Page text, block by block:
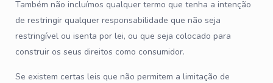
Também não incluímos qualquer termo que tenha a intenção
de restringir qualquer responsabilidade que não seja
restringível ou isenta por lei, ou que seja colocado para
construir os seus direitos como consumidor.
Se existem certas leis que não permitem a limitação de